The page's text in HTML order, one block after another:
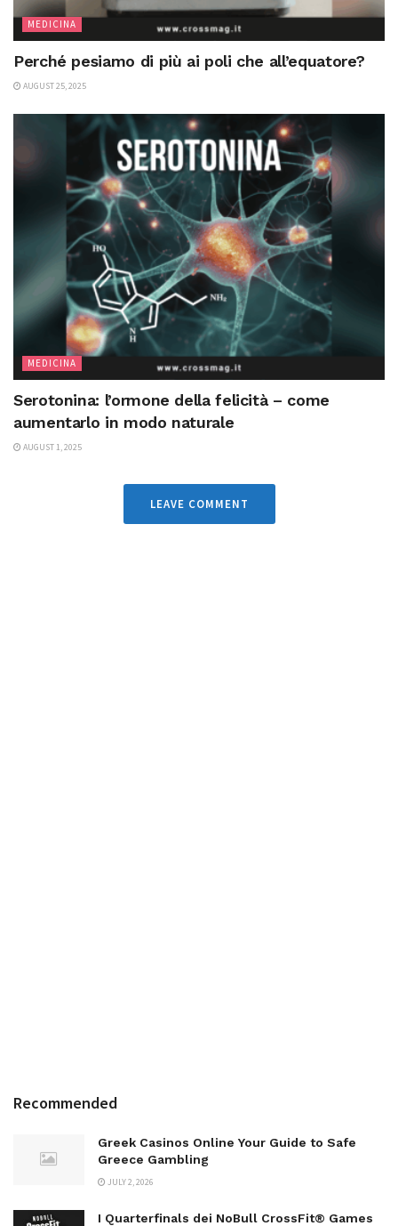
MEDICINA
Perché pesiamo di più ai poli che all’equatore?
AUGUST 25, 2025
MEDICINA
Serotonina: l’ormone della felicità – come
aumentarlo in modo naturale
AUGUST 1, 2025
LEAVE COMMENT
Recommended
Greek Casinos Online Your Guide to Safe
Greece Gambling
JULY 2, 2026
I Quarterfinals dei NoBull CrossFit® Games